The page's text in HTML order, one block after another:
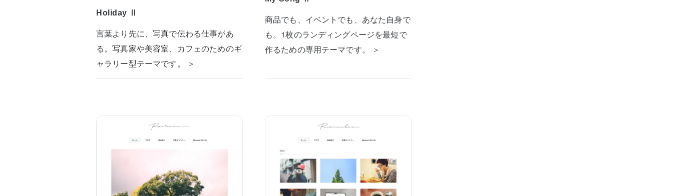
Holiday Ⅱ
言葉より先に、写真で伝わる仕事があ
る。写真家や美容室、カフェのためのギ
ャラリー型テーマです。 ＞
商品でも、イベントでも、あなた自身で
も。1枚のランディングページを最短で
作るための専用テーマです。 ＞